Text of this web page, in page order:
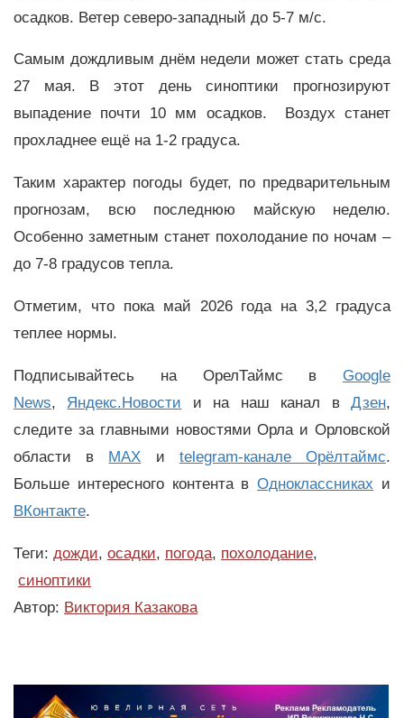
осадков. Ветер северо-западный до 5-7 м/с.
Самым дождливым днём недели может стать среда
27 мая. В этот день синоптики прогнозируют
выпадение почти 10 мм осадков. Воздух станет
прохладнее ещё на 1-2 градуса.
Таким характер погоды будет, по предварительным
прогнозам, всю последнюю майскую неделю.
Особенно заметным станет похолодание по ночам –
до 7-8 градусов тепла.
Отметим, что пока май 2026 года на 3,2 градуса
теплее нормы.
Подписывайтесь на ОрелТаймс в Google
News, Яндекс.Новости и на наш канал вДзен,
следите за главными новостями Орла и Орловской
области в MAX и telegram-канале Орёлтаймс.
Больше интересного контента вОдноклассниках и
ВКонтакте.
Теги: дожди, осадки, погода, похолодание,
синоптики
Автор: Виктория Казакова